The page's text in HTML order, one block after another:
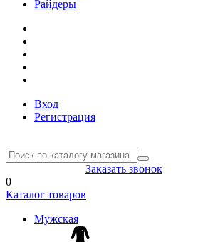
Райдеры
Вход
Регистрация
Заказать звонок
0
Каталог товаров
Мужская